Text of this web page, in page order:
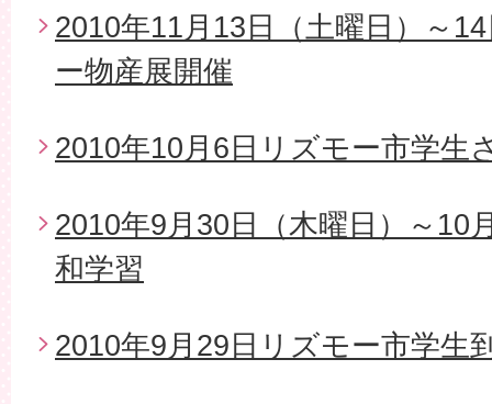
2010年11月13日（土曜日）～
ー物産展開催
2010年10月6日リズモー市学生
2010年9月30日（木曜日）～10
和学習
2010年9月29日リズモー市学生